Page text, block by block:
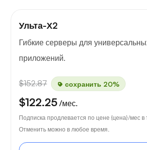
Ульта-Х2
Гибкие серверы для
приложений.
$152.87 сохранить 20%
$122.25 /мес.
Подписка продлевается по цене {цена}/мес в
Отменить можно в любое время.